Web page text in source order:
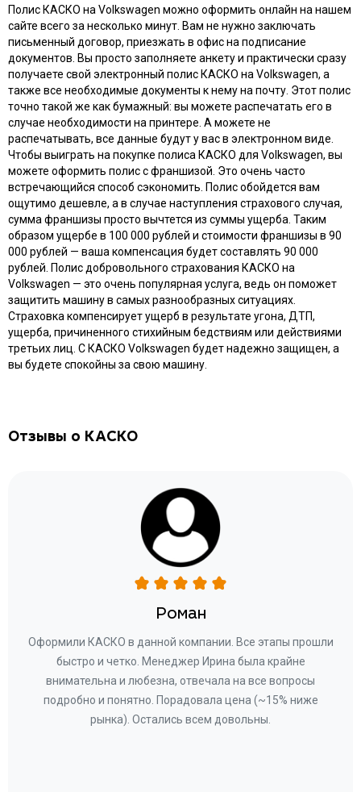
Полис КАСКО на Volkswagen можно оформить онлайн на нашем
сайте всего за несколько минут. Вам не нужно заключать
письменный договор, приезжать в офис на подписание
документов. Вы просто заполняете анкету и практически сразу
получаете свой электронный полис КАСКО на Volkswagen, а
также все необходимые документы к нему на почту. Этот полис
точно такой же как бумажный: вы можете распечатать его в
случае необходимости на принтере. А можете не
распечатывать, все данные будут у вас в электронном виде.
Чтобы выиграть на покупке полиса КАСКО для Volkswagen, вы
можете оформить полис с франшизой. Это очень часто
встречающийся способ сэкономить. Полис обойдется вам
ощутимо дешевле, а в случае наступления страхового случая,
сумма франшизы просто вычтется из суммы ущерба. Таким
образом ущербе в 100 000 рублей и стоимости франшизы в 90
000 рублей — ваша компенсация будет составлять 90 000
рублей. Полис добровольного страхования КАСКО на
Volkswagen — это очень популярная услуга, ведь он поможет
защитить машину в самых разнообразных ситуациях.
Страховка компенсирует ущерб в результате угона, ДТП,
ущерба, причиненного стихийным бедствиям или действиями
третьих лиц. С КАСКО Volkswagen будет надежно защищен, а
вы будете спокойны за свою машину.
Отзывы о КАСКО
Роман
Оформили КАСКО в данной компании. Все этапы прошли
быстро и четко. Менеджер Ирина была крайне
внимательна и любезна, отвечала на все вопросы
подробно и понятно. Порадовала цена (~15% ниже
рынка). Остались всем довольны.